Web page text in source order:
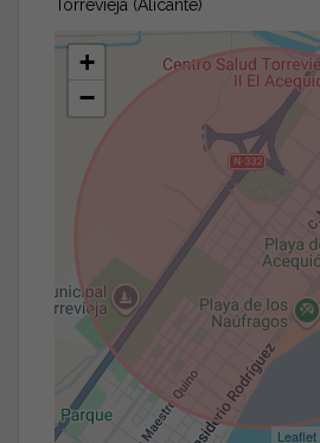
Torrevieja (Alicante)
+
−
Leaflet